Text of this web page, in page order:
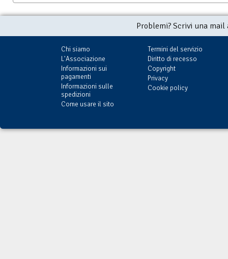
Problemi? Scrivi una
Chi siamo
L'Associazione
Informazioni sui
pagamenti
Informazioni sulle
spedizioni
Come usare il sito
Termini del servizio
Diritto di recesso
Copyright
Privacy
Cookie policy